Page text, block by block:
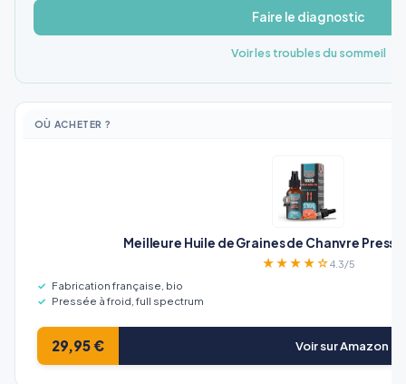
Faire le diagnostic
Voir les troubles du sommeil
OÙ ACHETER ?
Meilleure Huile de Graines de Chanvre
★★★★☆4.3/5
Fabrication française, bio
Pressée à froid, full spectrum
29,95 € Voir sur Amazon →